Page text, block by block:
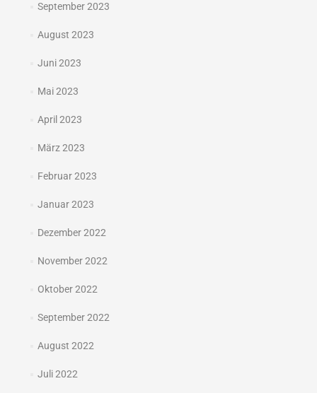
September 2023
August 2023
Juni 2023
Mai 2023
April 2023
März 2023
Februar 2023
Januar 2023
Dezember 2022
November 2022
Oktober 2022
September 2022
August 2022
Juli 2022